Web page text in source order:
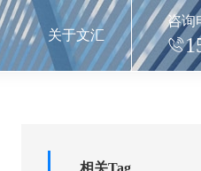
关于文汇
咨询
相关Tag